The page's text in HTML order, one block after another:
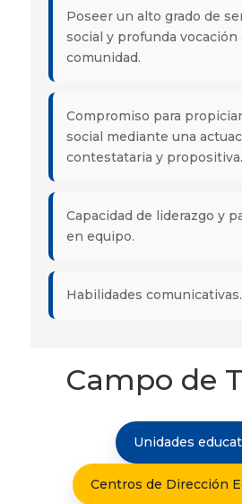
Poseer un alto grado de
social y profunda vocación
comunidad.
Compromiso para
social mediante una
contestataria y propositiva.
Capacidad de liderazgo y
en equipo.
Habilidades comunicativas.
Campo de
Unidades
Centros de Dirección